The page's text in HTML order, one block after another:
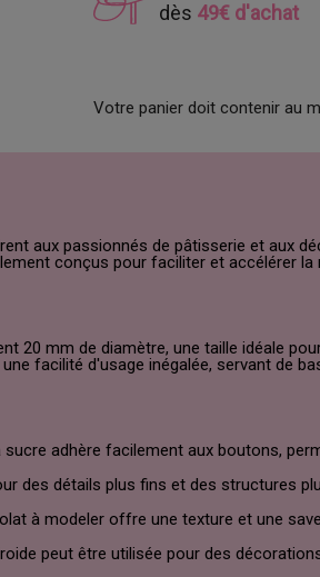
dès 49€ d'achat
Votre panier doit contenir au
aux passionnés de pâtisserie et aux
conçus pour faciliter et accélérer
20 mm de diamètre, une taille idéale
facilité d'usage inégalée, servant de
adhère facilement aux boutons,
des détails plus fins et des structures
à modeler offre une texture et une
peut être utilisée pour des